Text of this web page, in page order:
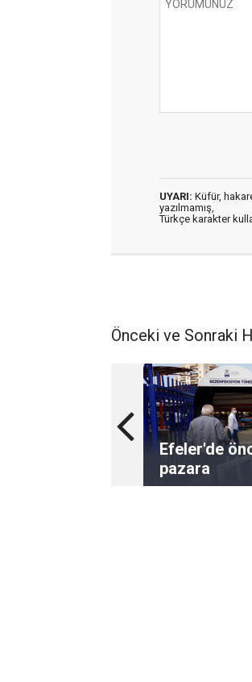
UYARI: Küfür,
yazılmamış,
Türkçe karakter
Önceki ve Sonraki
Efeler'de
pazara